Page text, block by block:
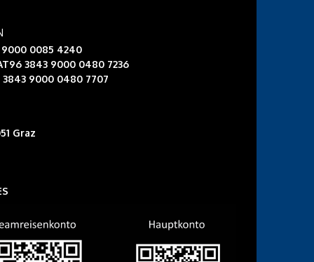
0085 4240
3843 9000 0480 7236
9000 0480 7707
Graz